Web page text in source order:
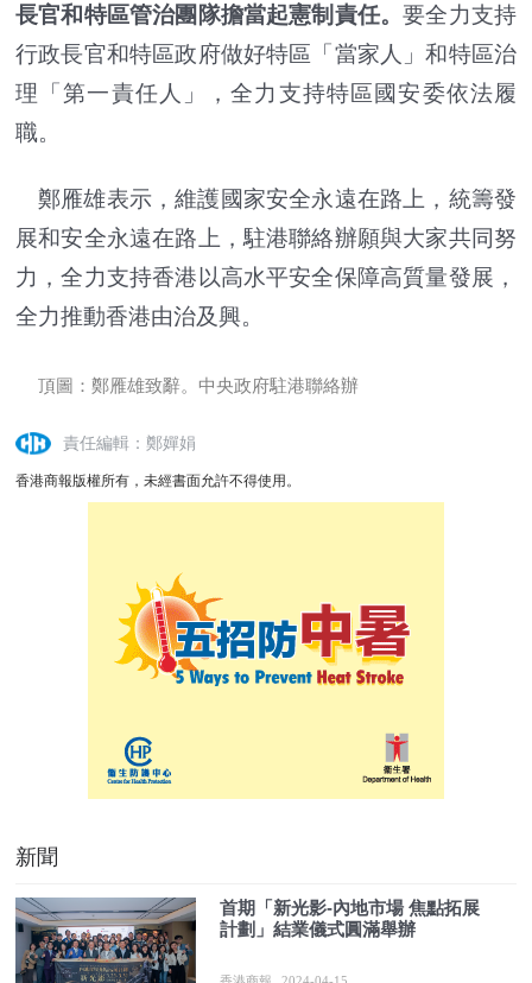
長官和特區管治團隊擔當起憲制責任。要全力支持
行政長官和特區政府做好特區「當家人」和特區治
理「第一責任人」，全力支持特區國安委依法履
職。
鄭雁雄表示，維護國家安全永遠在路上，統籌發
展和安全永遠在路上，駐港聯絡辦願與大家共同努
力，全力支持香港以高水平安全保障高質量發展，
全力推動香港由治及興。
頂圖：鄭雁雄致辭。中央政府駐港聯絡辦
責任編輯：鄭嬋娟
香港商報版權所有，未經書面允許不得使用。
新聞
首期「新光影-內地市場 焦點拓展
計劃」結業儀式圓滿舉辦